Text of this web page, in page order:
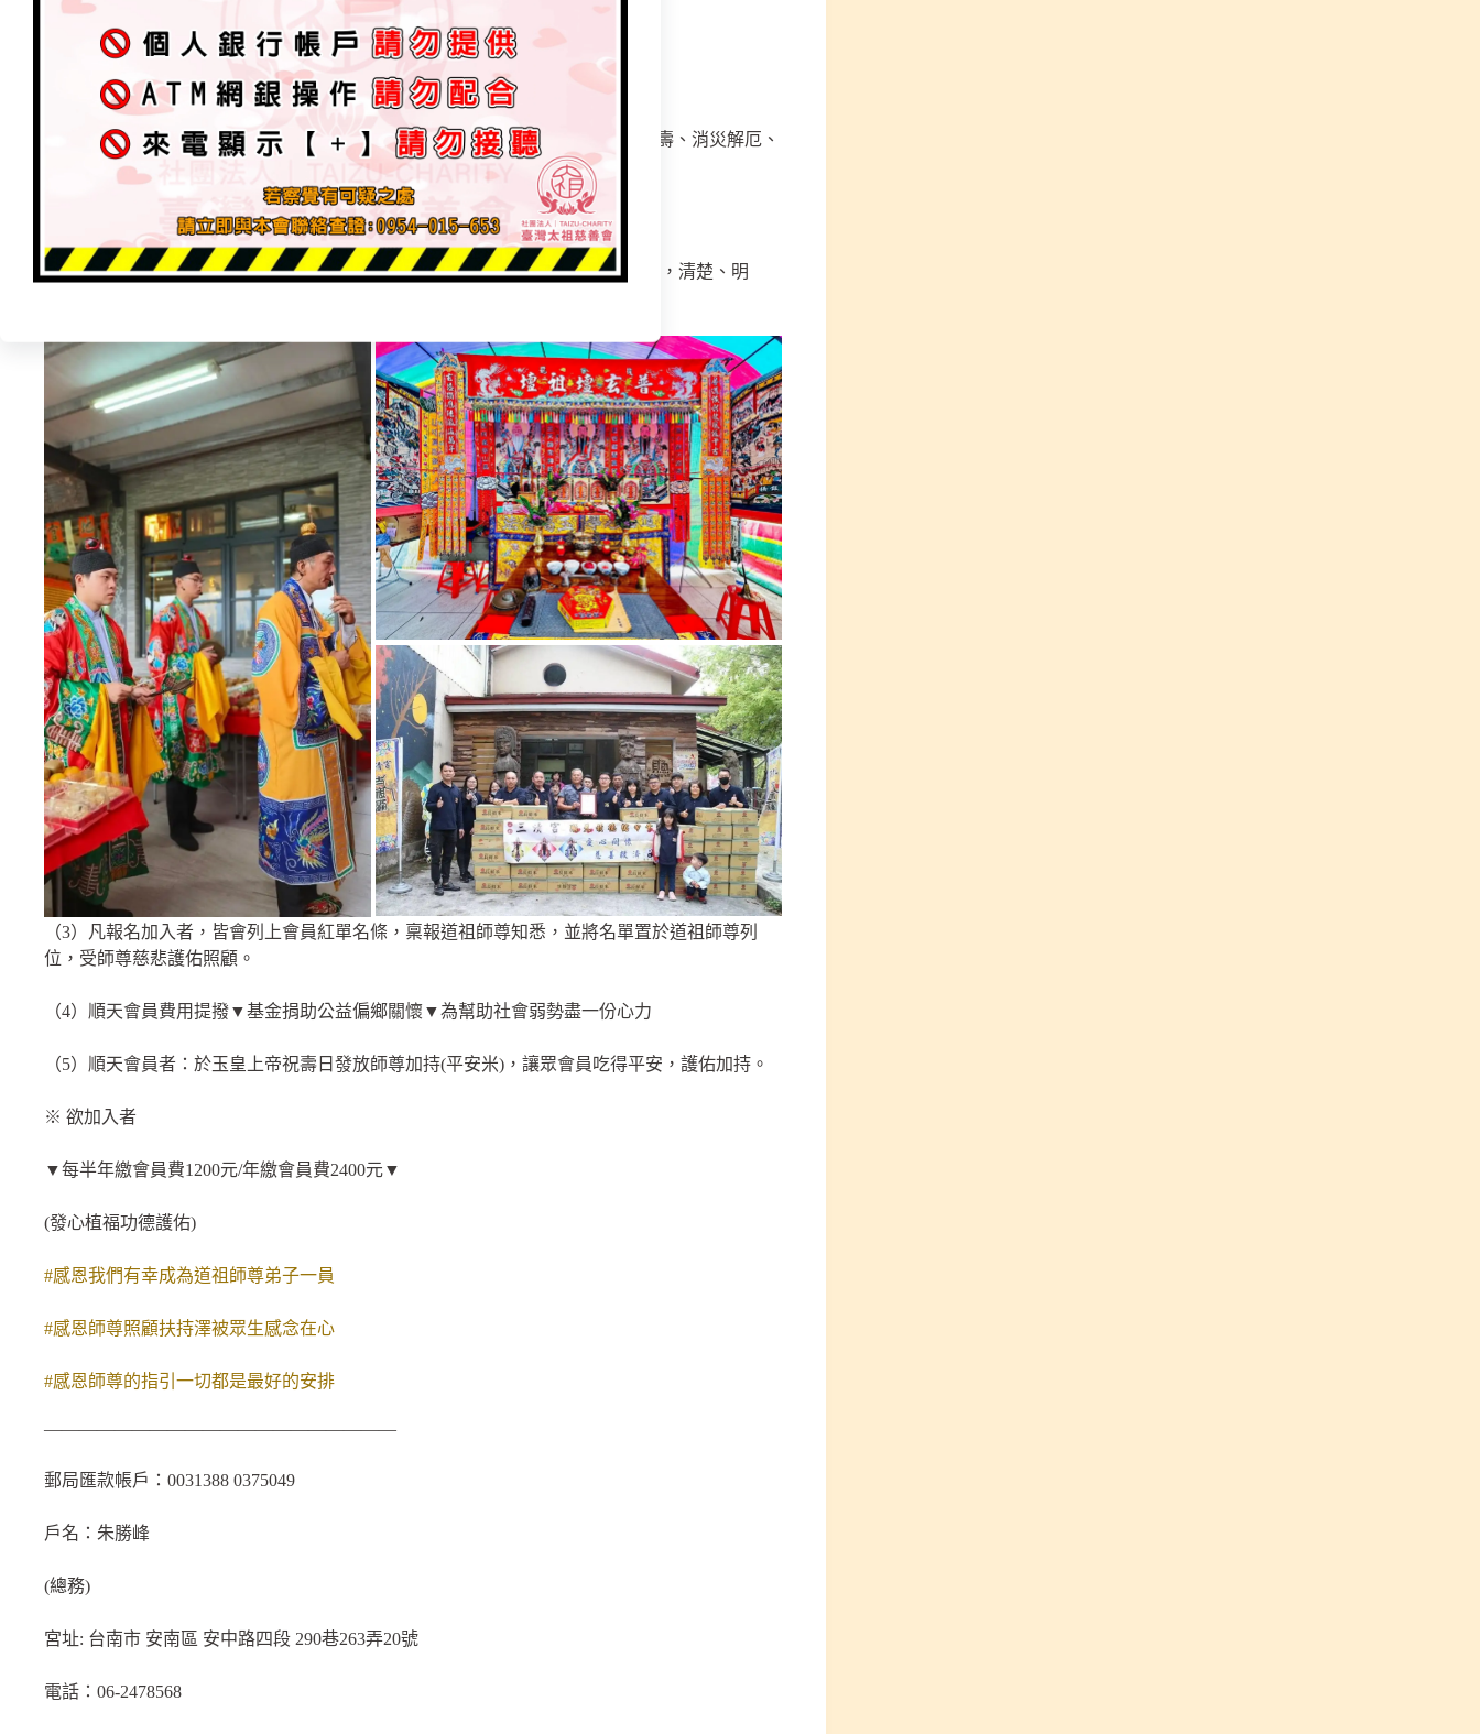
加入每位費用半年期1200元/一年期2400元
非常歡迎有意願者報名加入，有任何問題歡迎私訊詢問，詳細說明如下
（1）順天會員者:【每半年免費幫全體會員辦理盛大莊嚴法會科儀】幫助會員延壽、消災解厄、
庇佑改運、消減業障、護命保平安。
(每年農曆七月份/農曆元月初九:祈福賜福大法會科儀、拜斗解連赦罪法會科儀)
（2）順天會員者:於本宮四樓 三清道祖旁【安奉光明燈】，點亮我們的光明心燈，清楚、明
（3）凡報名加入者，皆會列上會員紅單名條，稟報道祖師尊知悉，並將名單置於道祖師尊列
位，受師尊慈悲護佑照顧。
（4）順天會員費用提撥▼基金捐助公益偏鄉關懷▼為幫助社會弱勢盡一份心力
（5）順天會員者：於玉皇上帝祝壽日發放師尊加持(平安米)，讓眾會員吃得平安，護佑加持。
※ 欲加入者
▼每半年繳會員費1200元/年繳會員費2400元▼
(發心植福功德護佑)
#感恩我們有幸成為道祖師尊弟子一員
#感恩師尊照顧扶持澤被眾生感念在心
#感恩師尊的指引一切都是最好的安排
————————————————————
郵局匯款帳戶：0031388 0375049
戶名：朱勝峰
(總務)
宮址: 台南市 安南區 安中路四段 290巷263弄20號
電話：06-2478568